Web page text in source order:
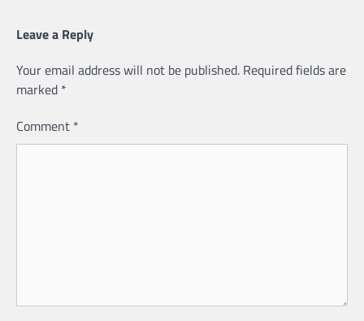
Leave a Reply
Your email address will not be published. Required fields are
marked *
Comment *